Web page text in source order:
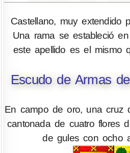
Castellano, muy extendido
Una rama se estableció
este apellido es el mismo
Escudo de Armas
En campo de oro, una cruz
cantonada de cuatro flores
de gules con ocho